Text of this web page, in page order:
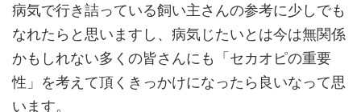
病気で行き詰っている飼い主さんの参考に少しでも
なれたらと思いますし、病気じたいとは今は無関係
かもしれない多くの皆さんにも「セカオピの重要
性」を考えて頂くきっかけになったら良いなって思
います。